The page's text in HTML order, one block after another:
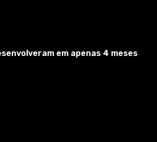
em apenas 4 meses